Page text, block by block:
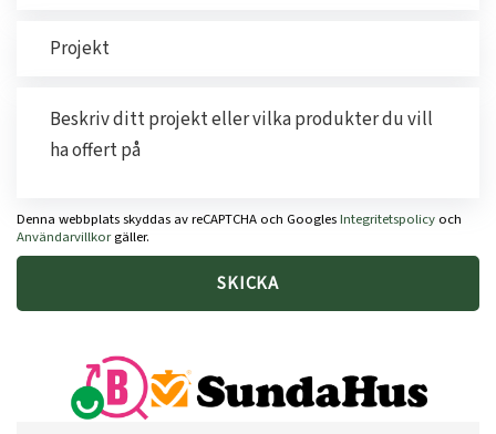
Denna webbplats skyddas av reCAPTCHA och GooglesIntegritetspolicy och
Användarvillkorgäller.